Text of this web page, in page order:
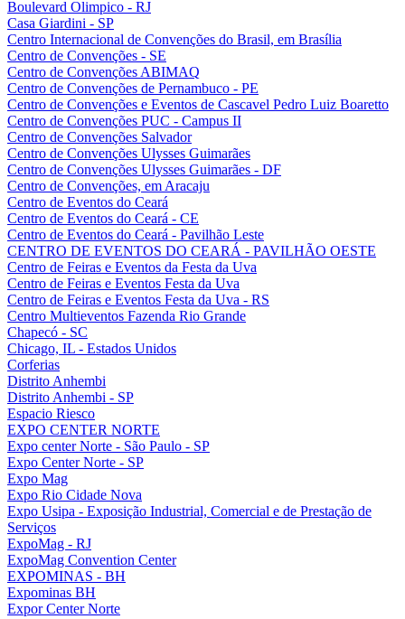
Boulevard Olimpico - RJ
Casa Giardini - SP
Centro Internacional de Convenções do Brasil, em Brasília
Centro de Convenções - SE
Centro de Convenções ABIMAQ
Centro de Convenções de Pernambuco - PE
Centro de Convenções e Eventos de Cascavel Pedro Luiz Boaretto
Centro de Convenções PUC - Campus II
Centro de Convenções Salvador
Centro de Convenções Ulysses Guimarães
Centro de Convenções Ulysses Guimarães - DF
Centro de Convenções, em Aracaju
Centro de Eventos do Ceará
Centro de Eventos do Ceará - CE
Centro de Eventos do Ceará - Pavilhão Leste
CENTRO DE EVENTOS DO CEARÁ - PAVILHÃO OESTE
Centro de Feiras e Eventos da Festa da Uva
Centro de Feiras e Eventos Festa da Uva
Centro de Feiras e Eventos Festa da Uva - RS
Centro Multieventos Fazenda Rio Grande
Chapecó - SC
Chicago, IL - Estados Unidos
Corferias
Distrito Anhembi
Distrito Anhembi - SP
Espacio Riesco
EXPO CENTER NORTE
Expo center Norte - São Paulo - SP
Expo Center Norte - SP
Expo Mag
Expo Rio Cidade Nova
Expo Usipa - Exposição Industrial, Comercial e de Prestação de
Serviços
ExpoMag - RJ
ExpoMag Convention Center
EXPOMINAS - BH
Expominas BH
Expor Center Norte